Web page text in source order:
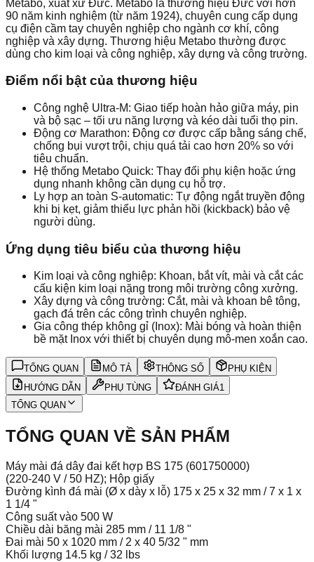
Metabo, xuất xứ Đức. Metabo là thương hiệu Đức với hơn
90 năm kinh nghiệm (từ năm 1924), chuyên cung cấp dụng
cụ điện cầm tay chuyên nghiệp cho ngành cơ khí, công
nghiệp và xây dựng. Thương hiệu Metabo thường được
dùng cho kim loại và công nghiệp, xây dựng và công trường.
Điểm nổi bật của thương hiệu
Công nghệ Ultra-M: Giao tiếp hoàn hảo giữa máy, pin
và bộ sạc – tối ưu năng lượng và kéo dài tuổi thọ pin.
Động cơ Marathon: Động cơ được cấp bằng sáng chế,
chống bụi vượt trội, chịu quá tải cao hơn 20% so với
tiêu chuẩn.
Hệ thống Metabo Quick: Thay đổi phụ kiện hoặc ứng
dụng nhanh không cần dụng cụ hỗ trợ.
Ly hợp an toàn S-automatic: Tự động ngắt truyền động
khi bị kẹt, giảm thiểu lực phản hồi (kickback) bảo vệ
người dùng.
Ứng dụng tiêu biểu của thương hiệu
Kim loại và công nghiệp: Khoan, bắt vít, mài và cắt các
cấu kiện kim loại nặng trong môi trường công xưởng.
Xây dựng và công trường: Cắt, mài và khoan bê tông,
gạch đá trên các công trình chuyên nghiệp.
Gia công thép không gỉ (Inox): Mài bóng và hoàn thiện
bề mặt Inox với thiết bị chuyên dụng mô-men xoắn cao.
TỔNG QUAN MÔ TẢ THÔNG SỐ
PHỤ KIỆN
HƯỚNG DẪN
PHỤ TÙNG ĐÁNH GIÁ1
TỔNG QUAN
TỔNG QUAN VỀ SẢN PHẨM
Máy mài đá dây đai kết hợp BS 175 (601750000)
(220-240 V / 50 HZ); Hộp giấy
Đường kình đá mài (Ø x dày x lỗ) 175 x 25 x 32 mm / 7 x 1 x
1 1/4 "
Công suất vào 500 W
Chiều dài băng mài 285 mm / 11 1/8 "
Đai mài 50 x 1020 mm / 2 x 40 5/32 " mm
Khối lượng 14.5 kg / 32 lbs